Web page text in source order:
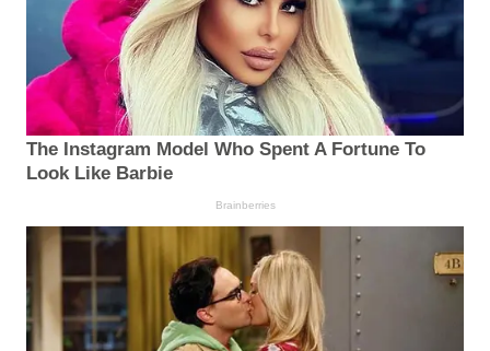
The Instagram Model Who Spent A Fortune To
Look Like Barbie
Brainberries